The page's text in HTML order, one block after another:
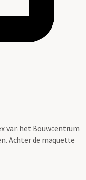
van het Bouwcentrum
Achter de maquette